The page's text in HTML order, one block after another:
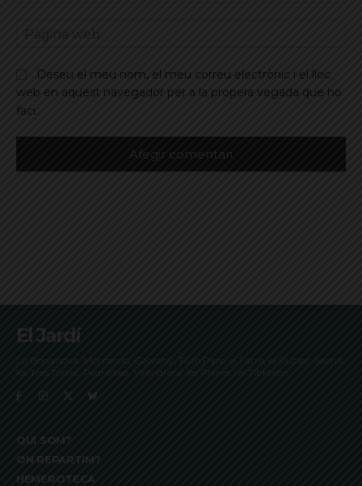
Deseu el meu nom, el meu correu electrònic i el lloc
web en aquest navegador per a la propera vegada que ho
faci.
El Jardí
La Bonanova, Monterols, Galvany, Turó Parc, el Farró, el Putxet, Sarrià,
les Tres Torres, Pedralbes, Vallvidrera, les Planes i el Tibidabo
QUI SOM?
ON REPARTIM?
HEMEROTECA